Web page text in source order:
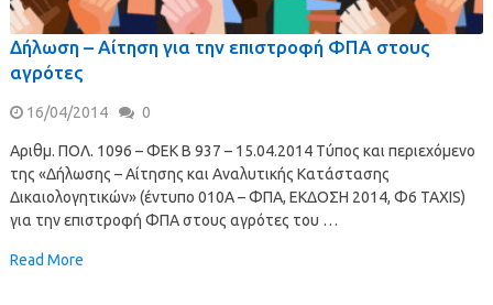
Δήλωση – Αίτηση για την επιστροφή ΦΠΑ στους
αγρότες
16/04/2014 0
Aριθμ. ΠΟΛ. 1096 – ΦΕΚ Β 937 – 15.04.2014 Τύπος και περιεχόμενο
της «Δήλωσης – Αίτησης και Αναλυτικής Κατάστασης
Δικαιολογητικών» (έντυπο 010Α – ΦΠΑ, ΕΚΔΟΣΗ 2014, Φ6 TAXIS)
για την επιστροφή ΦΠΑ στους αγρότες του …
Read More